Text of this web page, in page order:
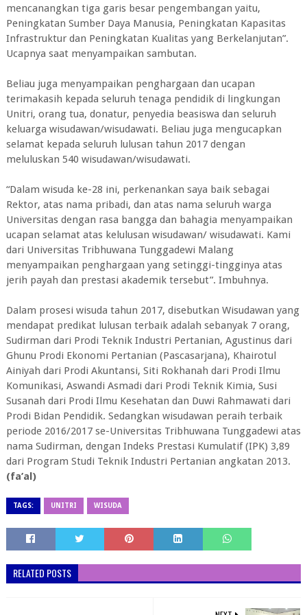
mencanangkan tiga garis besar pengembangan yaitu,
Peningkatan Sumber Daya Manusia, Peningkatan Kapasitas
Infrastruktur dan Peningkatan Kualitas yang Berkelanjutan”.
Ucapnya saat menyampaikan sambutan.
Beliau juga menyampaikan penghargaan dan ucapan
terimakasih kepada seluruh tenaga pendidik di lingkungan
Unitri, orang tua, donatur, penyedia beasiswa dan seluruh
keluarga wisudawan/wisudawati. Beliau juga mengucapkan
selamat kepada seluruh lulusan tahun 2017 dengan
meluluskan 540 wisudawan/wisudawati.
“Dalam wisuda ke-28 ini, perkenankan saya baik sebagai
Rektor, atas nama pribadi, dan atas nama seluruh warga
Universitas dengan rasa bangga dan bahagia menyampaikan
ucapan selamat atas kelulusan wisudawan/ wisudawati. Kami
dari Universitas Tribhuwana Tunggadewi Malang
menyampaikan penghargaan yang setinggi-tingginya atas
jerih payah dan prestasi akademik tersebut”. Imbuhnya.
Dalam prosesi wisuda tahun 2017, disebutkan Wisudawan yang
mendapat predikat lulusan terbaik adalah sebanyak 7 orang,
Sudirman dari Prodi Teknik Industri Pertanian, Agustinus dari
Ghunu Prodi Ekonomi Pertanian (Pascasarjana), Khairotul
Ainiyah dari Prodi Akuntansi, Siti Rokhanah dari Prodi Ilmu
Komunikasi, Aswandi Asmadi dari Prodi Teknik Kimia, Susi
Susanah dari Prodi Ilmu Kesehatan dan Duwi Rahmawati dari
Prodi Bidan Pendidik. Sedangkan wisudawan peraih terbaik
periode 2016/2017 se-Universitas Tribhuwana Tunggadewi atas
nama Sudirman, dengan Indeks Prestasi Kumulatif (IPK) 3,89
dari Program Studi Teknik Industri Pertanian angkatan 2013.
(fa’al)
TAGS: UNITRI WISUDA
RELATED POSTS